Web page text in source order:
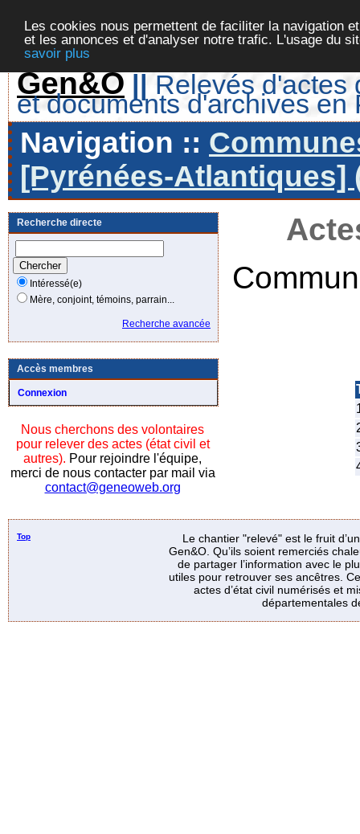
Les cookies nous permettent de faciliter la navigation
et les annonces et d'analyser notre trafic. L'usage du
savoir plus
Gen&O || Relevés d'actes
et documents d'archives en
Navigation ::
[Pyrénées-Atlantiques]
Recherche directe
Intéressé(e)
Mère, conjoint, témoins, parrain...
Recherche avancée
Accès membres
Connexion
Nous cherchons des volontaires
pour relever des actes (état civil et
autres). Pour rejoindre l'équipe,
merci de nous contacter par mail via
contact@geneoweb.org
Top
Le chantier "relevé" est le fruit
Gen&O. Qu’ils soient remerciés
de partager l’information avec le
utiles pour retrouver ses ancêtres.
actes d’état civil numérisés et
départementales